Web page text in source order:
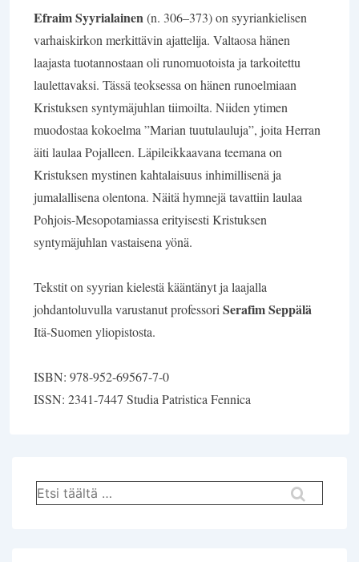
Efraim Syyrialainen(n. 306–373) on syyriankielisen
varhaiskirkon merkittävin ajattelija. Valtaosa hänen
laajasta tuotannostaan oli runomuotoista ja tarkoitettu
laulettavaksi. Tässä teoksessa on hänen runoelmiaan
Kristuksen syntymäjuhlan tiimoilta. Niiden ytimen
muodostaa kokoelma ”Marian tuutulauluja”, joita Herran
äiti laulaa Pojalleen. Läpileikkaavana teemana on
Kristuksen mystinen kahtalaisuus inhimillisenä ja
jumalallisena olentona. Näitä hymnejä tavattiin laulaa
Pohjois-Mesopotamiassa erityisesti Kristuksen
syntymäjuhlan vastaisena yönä.
Tekstit on syyrian kielestä kääntänyt ja laajalla
johdantoluvulla varustanut professori Serafim Seppälä
Itä-Suomen yliopistosta.
ISBN: 978-952-69567-7-0
ISSN: 2341-7447 Studia Patristica Fennica
Hae: